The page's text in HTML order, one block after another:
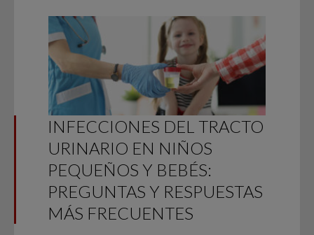
INFECCIONES DEL TRACTO
URINARIO EN NIÑOS
PEQUEÑOS Y BEBÉS:
PREGUNTAS Y RESPUESTAS
MÁS FRECUENTES